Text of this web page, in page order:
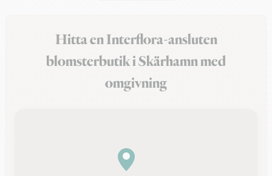
Hitta en Interflora-ansluten
blomsterbutik i Skärhamn med
omgivning